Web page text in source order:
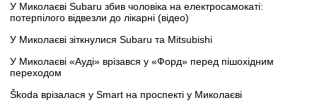
У Миколаєві Subaru збив чоловіка на електросамокаті:
потерпілого відвезли до лікарні (відео)
У Миколаєві зіткнулися Subaru та Mitsubishi
У Миколаєві «Ауді» врізався у «Форд» перед пішохідним
переходом
Škoda врізалася у Smart на проспекті у Миколаєві